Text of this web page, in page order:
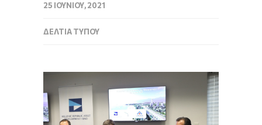
25 ΙΟΥΝΊΟΥ, 2021
ΔΕΛΤΊΑ ΤΎΠΟΥ